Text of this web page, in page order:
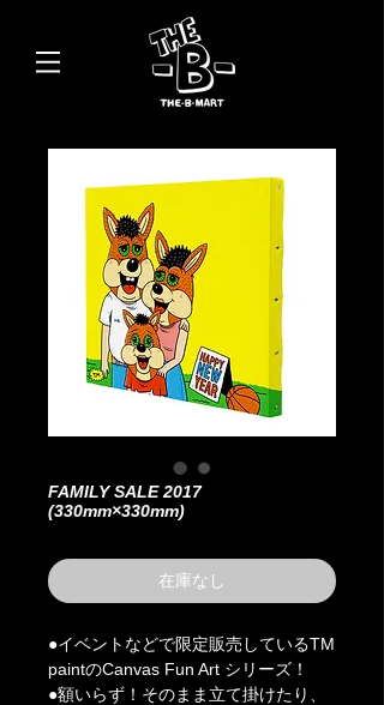
FAMILY SALE 2017
(330mm×330mm)
在庫なし
●イベントなどで限定販売しているTM
paintのCanvas Fun Art シリーズ！
●額いらず！そのまま立て掛けたり、